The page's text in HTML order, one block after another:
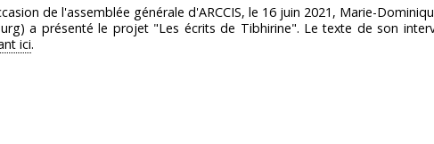
de l'assemblée générale d'ARCCIS, le 16 juin 2021, Marie-
a présenté le projet "Les écrits de Tibhirine". Le texte de son
ici.